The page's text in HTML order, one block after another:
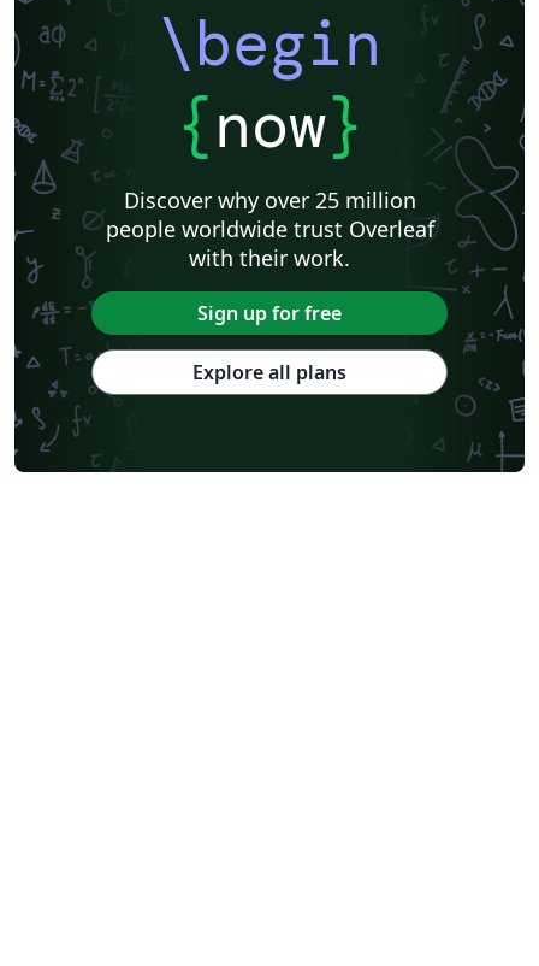
\begin
{now}
Discover why over 25 million
people worldwide trust Overleaf
with their work.
Sign up for free
Explore all plans